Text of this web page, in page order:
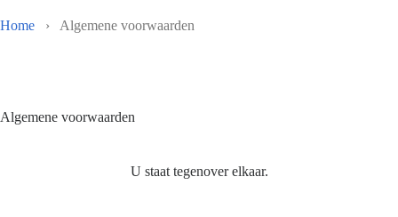
Home › Algemene voorwaarden
Algemene voorwaarden
U staat tegenover elkaar.